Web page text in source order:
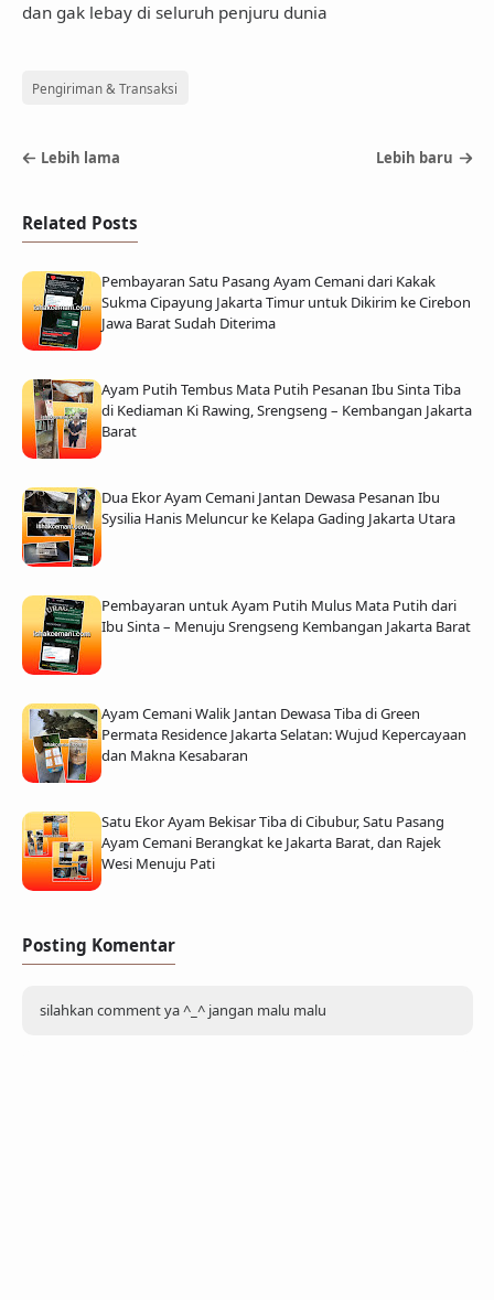
dan gak lebay di seluruh penjuru dunia
Pengiriman & Transaksi
Lebih lama Lebih baru
Related Posts
Pembayaran Satu Pasang Ayam Cemani dari Kakak
Sukma Cipayung Jakarta Timur untuk Dikirim ke Cirebon
Jawa Barat Sudah Diterima
Ayam Putih Tembus Mata Putih Pesanan Ibu Sinta Tiba
di Kediaman Ki Rawing, Srengseng – Kembangan Jakarta
Barat
Dua Ekor Ayam Cemani Jantan Dewasa Pesanan Ibu
Sysilia Hanis Meluncur ke Kelapa Gading Jakarta Utara
Pembayaran untuk Ayam Putih Mulus Mata Putih dari
Ibu Sinta – Menuju Srengseng Kembangan Jakarta Barat
Ayam Cemani Walik Jantan Dewasa Tiba di Green
Permata Residence Jakarta Selatan: Wujud Kepercayaan
dan Makna Kesabaran
Satu Ekor Ayam Bekisar Tiba di Cibubur, Satu Pasang
Ayam Cemani Berangkat ke Jakarta Barat, dan Rajek
Wesi Menuju Pati
Posting Komentar
silahkan comment ya ^_^ jangan malu malu